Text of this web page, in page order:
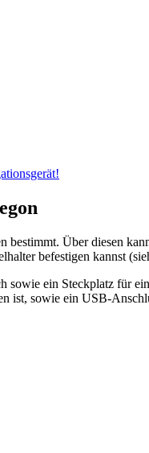
Über diesen
befestigen kannst
sowie ein Steckplatz
ist, sowie ein USB-